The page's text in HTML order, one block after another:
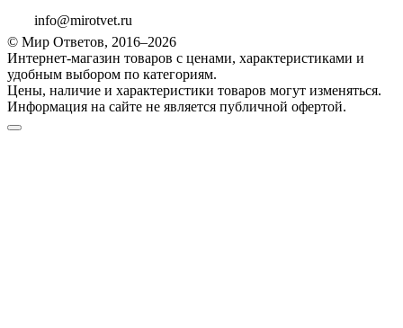
info@mirotvet.ru
© Мир Ответов, 2016–2026
Интернет-магазин товаров с ценами, характеристиками и
удобным выбором по категориям.
Цены, наличие и характеристики товаров могут изменяться.
Информация на сайте не является публичной офертой.